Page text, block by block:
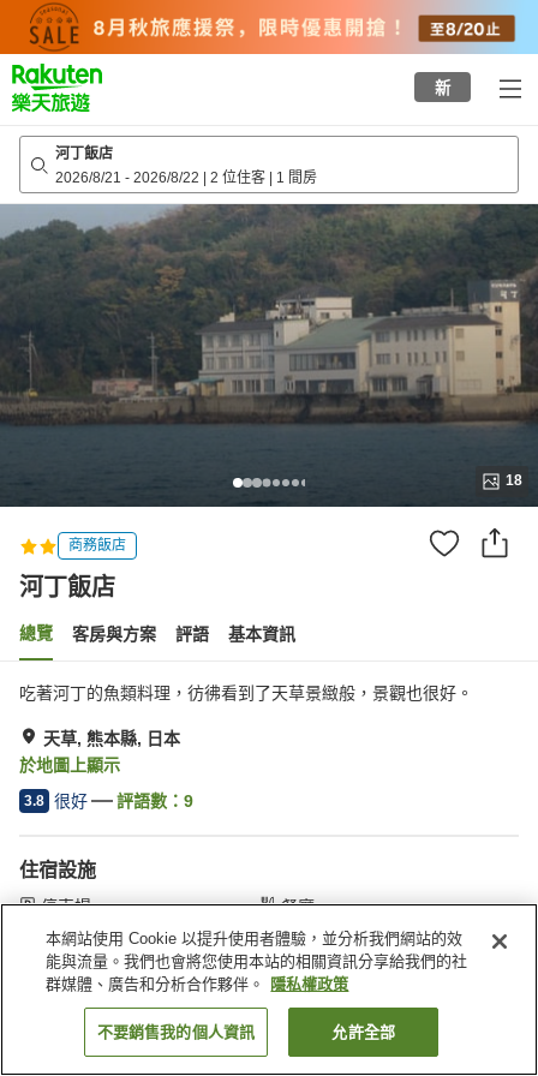
top
page
新
河丁飯店
2026/8/21 - 2026/8/22 | 2 位住客 | 1 間房
18
商務飯店
河丁飯店
總覽 客房與方案 評語 基本資訊
吃著河丁的魚類料理，彷彿看到了天草景緻般，景觀也很好。
天草, 熊本縣, 日本
於地圖上顯示
3.8 很好 評語數： 9
住宿設施
停車場
餐廳
居酒屋區
會議室
首頁 日本 熊本縣 天草 河丁飯店
找客房
本網站使用 Cookie 以提升使用者體驗，並分析我們網站的效
能與流量。我們也會將您使用本站的相關資訊分享給我們的社
群媒體、廣告和分析合作夥伴。
隱私權政策
不要銷售我的個人資訊 允許全部